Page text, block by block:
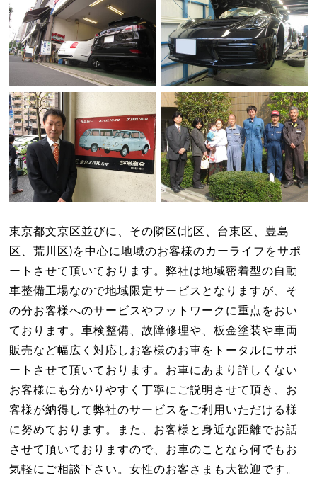
東京都文京区並びに、その隣区(北区、台東区、豊島
区、荒川区)を中心に地域のお客様のカーライフをサポ
ートさせて頂いております。弊社は地域密着型の自動
車整備工場なので地域限定サービスとなりますが、そ
の分お客様へのサービスやフットワークに重点をおい
ております。車検整備、故障修理や、板金塗装や車両
販売など幅広く対応しお客様のお車をトータルにサポ
ートさせて頂いております。お車にあまり詳しくない
お客様にも分かりやすく丁寧にご説明させて頂き、お
客様が納得して弊社のサービスをご利用いただける様
に努めております。また、お客様と身近な距離でお話
させて頂いておりますので、お車のことなら何でもお
気軽にご相談下さい。女性のお客さまも大歓迎です。